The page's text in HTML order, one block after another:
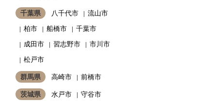
千葉県 八千代市
流山市
柏市
船橋市
千葉市
成田市
習志野市
市川市
松戸市
群馬県 高崎市 前橋市
茨城県 水戸市 守谷市